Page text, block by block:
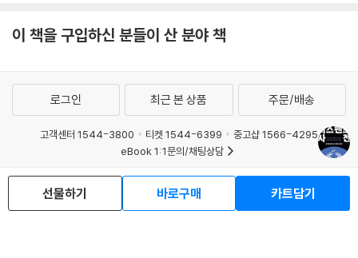
이 책을 구입하신 분들이 산 분야 책
선물하기 바로구매 카트담기
로그인 최근 본 상품 주문/배송
고객센터 1544-3800 티켓 1544-6399
중고샵 1566-4295
eBook 1:1문의/채팅상담
예스이십사(주) 사업자 정보
이용약관
개인정보처리방침
청소년보호정책
PC버전
회사소개
거래처관계자께